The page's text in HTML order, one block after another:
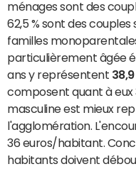
ménages sont des
62,5 % sont des couples
familles
particulièrement âgée
ans y représentent 38,9
composent quant à eux
masculine est mieux
l'agglomération.
36 euros/habitant.
habitants doivent